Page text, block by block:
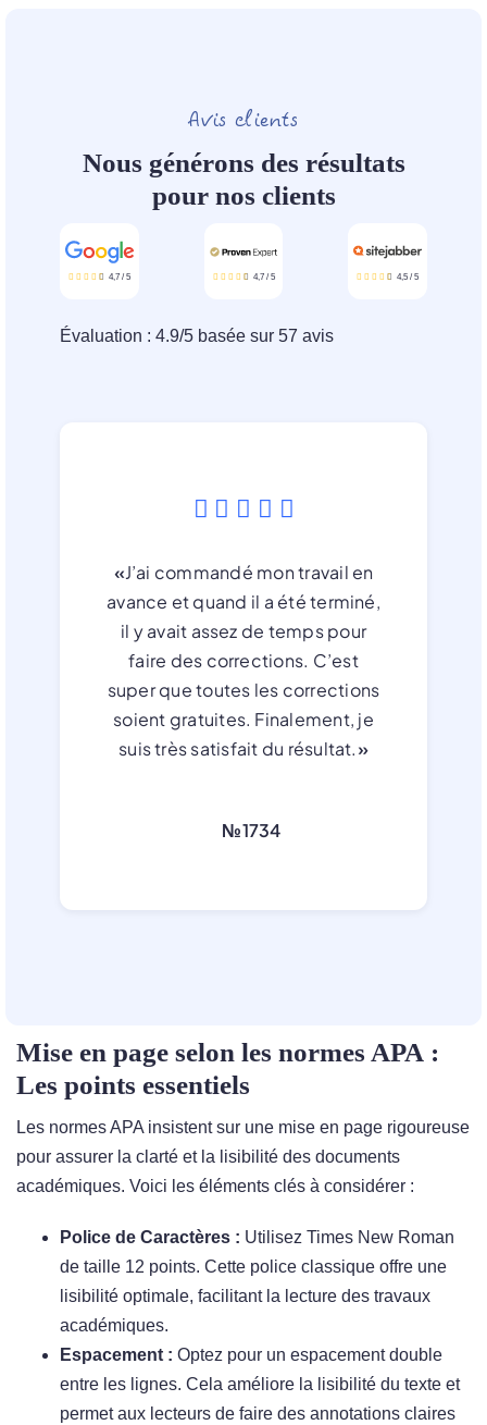
Avis clients
Nous générons des résultats
pour nos clients
4,7/ 5 4,7/ 5 4,5 /5
Évaluation : 4.9/5 basée sur 57 avis
«J’ai commandé mon travail en
avance et quand il a été terminé,
il y avait assez de temps pour
faire des corrections. C’est
super que toutes les corrections
soient gratuites. Finalement, je
suis très satisfait du résultat.»
№1734
Mise en page selon les normes APA :
Les points essentiels
Les normes APA insistent sur une mise en page rigoureuse
pour assurer la clarté et la lisibilité des documents
académiques. Voici les éléments clés à considérer :
Police de Caractères : Utilisez Times New Roman
de taille 12 points. Cette police classique offre une
lisibilité optimale, facilitant la lecture des travaux
académiques.
Espacement : Optez pour un espacement double
entre les lignes. Cela améliore la lisibilité du texte et
permet aux lecteurs de faire des annotations claires